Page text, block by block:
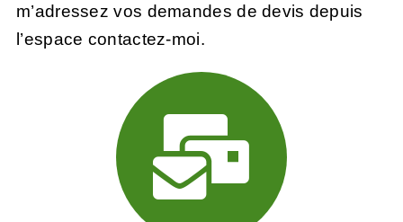
m’adressez vos demandes de devis depuis
l’espace contactez-moi.